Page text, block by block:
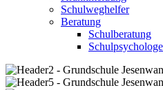
Schulweghelfer
Beratung
Schulberatung
Schulpsychologe